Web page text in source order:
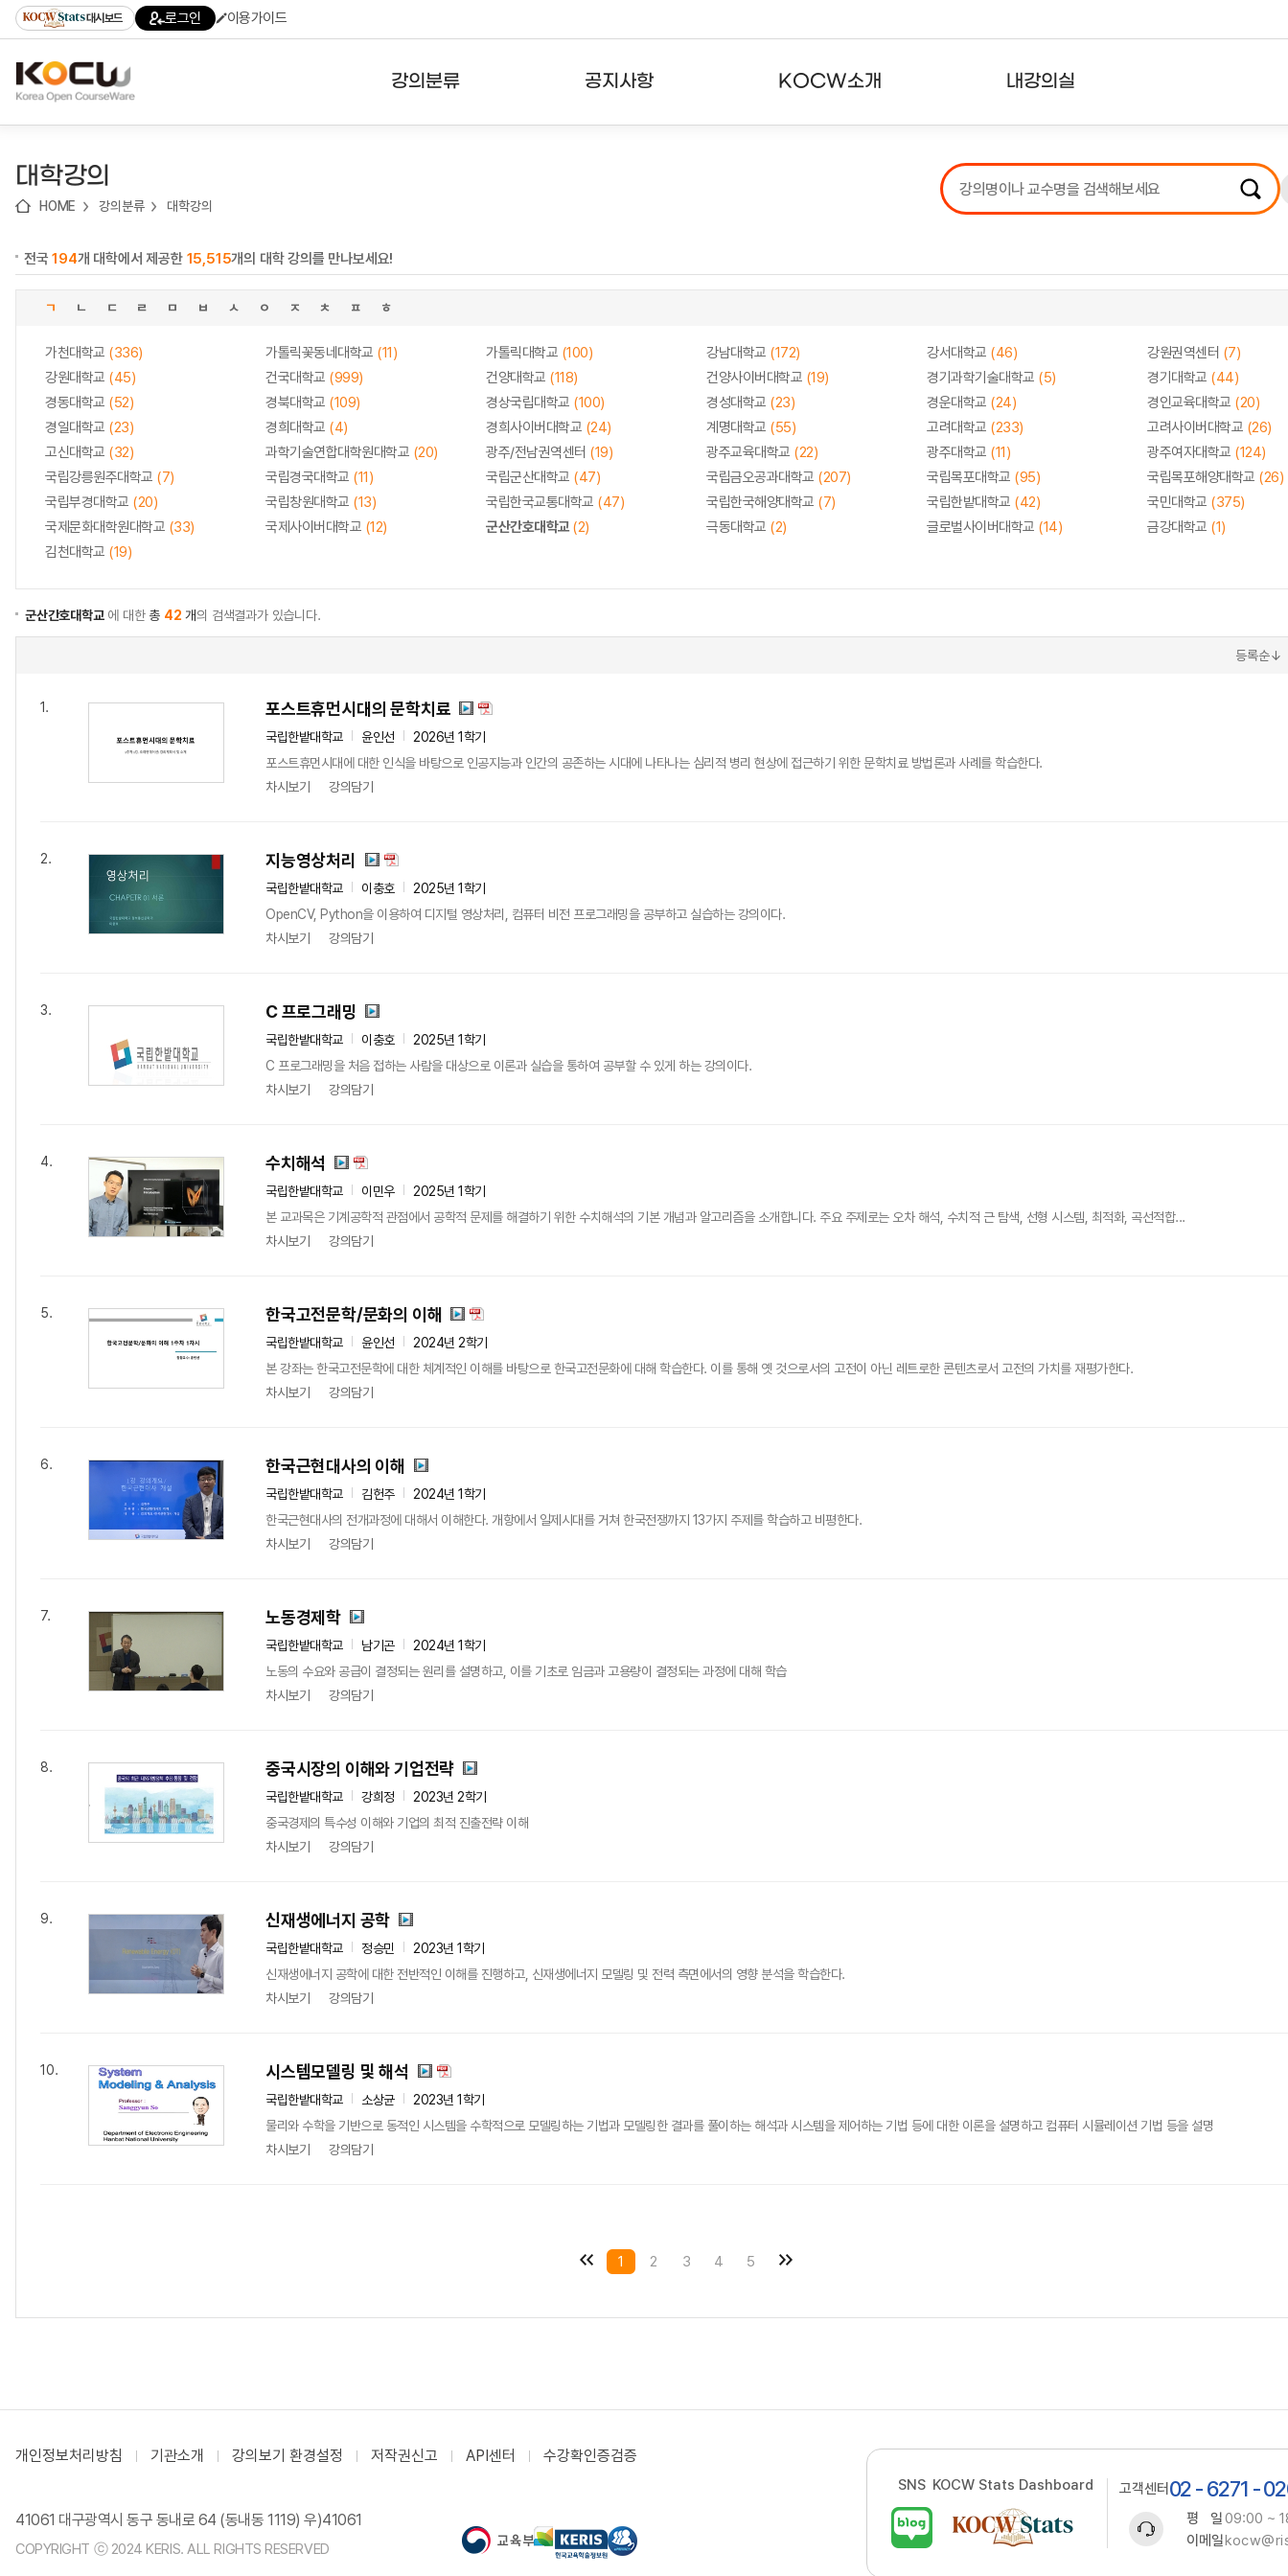
기
기
기
content)
가
대시보드 로그인 이용가이드
강의분류 공지사항 KOCW소개 내강의실
강의리스트
수강확인증강의
대학강의
HOME 강의분류 대학강의
전국194개 대학에서 제공한 15,515개의 대학 강의를 만나보세요!
ㄱ ㄴ ㄷ ㄹ ㅁ ㅂ ㅅ ㅇ ㅈ ㅊ ㅍ ㅎ
가천대학교 (336) 가톨릭꽃동네대학교 (11) 가톨릭대학교 (100) 강남대학교 (172) 강서대학교 (46) 강원권역센터 (7)
강원대학교 (45) 건국대학교 (999) 건양대학교 (118) 건양사이버대학교 (19) 경기과학기술대학교 (5) 경기대학교 (44)
경동대학교 (52) 경북대학교 (109) 경상국립대학교 (100) 경성대학교 (23) 경운대학교 (24) 경인교육대학교 (20)
경일대학교 (23) 경희대학교 (4) 경희사이버대학교 (24) 계명대학교 (55) 고려대학교 (233) 고려사이버대학교 (26)
고신대학교 (32) 과학기술연합대학원대학교 (20) 광주/전남권역센터 (19) 광주교육대학교 (22) 광주대학교 (11) 광주여자대학교 (124)
국립강릉원주대학교 (7) 국립경국대학교 (11) 국립군산대학교 (47) 국립금오공과대학교 (207) 국립목포대학교 (95) 국립목포해양대학교 (26)
국립부경대학교 (20) 국립창원대학교 (13) 국립한국교통대학교 (47) 국립한국해양대학교 (7) 국립한밭대학교 (42) 국민대학교 (375)
국제문화대학원대학교 (33) 국제사이버대학교 (12) 군산간호대학교(2) 극동대학교 (2) 글로벌사이버대학교 (14) 금강대학교 (1)
김천대학교 (19)
군산간호대학교에 대한총 42 개의 검색결과가 있습니다.
등록순↓
1. 포스트휴먼시대의 문학치료
국립한밭대학교 윤인선
2026년 1학기
포스트휴먼시대에 대한 인식을 바탕으로 인공지능과 인간의 공존하는 시대에 나타나는 심리적 병리 현상에 접근하기 위한 문학치료 방법론과 사례를 학습한다.
차시보기
강의담기
2. 지능영상처리
국립한밭대학교 이충호
2025년 1학기
OpenCV, Python을 이용하여 디지털 영상처리, 컴퓨터 비전 프로그래밍을 공부하고 실습하는 강의이다.
차시보기
강의담기
3. C 프로그래밍
국립한밭대학교 이충호
2025년 1학기
C 프로그래밍을 처음 접하는 사람을 대상으로 이론과 실습을 통하여 공부할 수 있게 하는 강의이다.
차시보기
강의담기
4. 수치해석
국립한밭대학교 이민우
2025년 1학기
본 교과목은 기계공학적 관점에서 공학적 문제를 해결하기 위한 수치해석의 기본 개념과 알고리즘을 소개합니다. 주요 주제로는 오차 해석, 수치적 근 탐색, 선형 시스템, 최적화, 곡선적합...
차시보기
강의담기
5. 한국고전문학/문화의 이해
국립한밭대학교 윤인선
2024년 2학기
본 강좌는 한국고전문학에 대한 체계적인 이해를 바탕으로 한국고전문화에 대해 학습한다. 이를 통해 옛 것으로서의 고전이 아닌 레트로한 콘텐츠로서 고전의 가치를 재평가한다.
차시보기
강의담기
6. 한국근현대사의 이해
국립한밭대학교 김헌주
2024년 1학기
한국근현대사의 전개과정에 대해서 이해한다. 개항에서 일제시대를 거쳐 한국전쟁까지 13가지 주제를 학습하고 비평한다.
차시보기
강의담기
7. 노동경제학
국립한밭대학교 남기곤
2024년 1학기
노동의 수요와 공급이 결정되는 원리를 설명하고, 이를 기초로 임금과 고용량이 결정되는 과정에 대해 학습
차시보기
강의담기
8. 중국시장의 이해와 기업전략
국립한밭대학교 강희정
2023년 2학기
중국경제의 특수성 이해와 기업의 최적 진출전략 이해
차시보기
강의담기
9. 신재생에너지 공학
국립한밭대학교 정승민
2023년 1학기
신재생에너지 공학에 대한 전반적인 이해를 진행하고, 신재생에너지 모델링 및 전력 측면에서의 영향 분석을 학습한다.
차시보기
강의담기
10. 시스템모델링 및 해석
국립한밭대학교 소상균
2023년 1학기
물리와 수학을 기반으로 동적인 시스템을 수학적으로 모델링하는 기법과 모델링한 결과를 풀이하는 해석과 시스템을 제어하는 기법 등에 대한 이론을 설명하고 컴퓨터 시뮬레이션 기법 등을 설명
차시보기
강의담기
1 2 3 4 5
개인정보처리방침 기관소개 강의보기 환경설정 저작권신고 API센터 수강확인증검증
41061 대구광역시 동구 동내로 64 (동내동 1119) 우)41061
COPYRIGHT ⓒ 2024 KERIS. ALL RIGHTS RESERVED
SNS KOCW Stats Dashboard 고객센터 02 - 6271 -
평 일09:00 ~
이메일